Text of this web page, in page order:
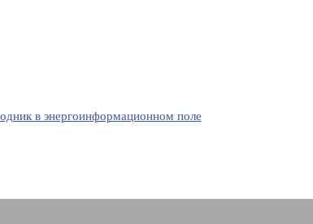
в энергоинформационном поле